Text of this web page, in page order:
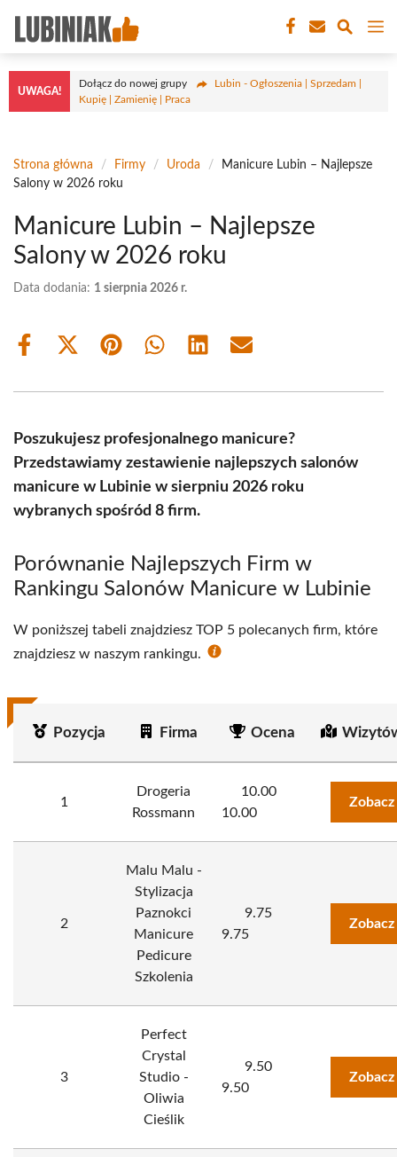
treści
UWAGA!
Dołącz do nowej grupy
Lubin - Ogłoszenia | Sprzedam |
Kupię | Zamienię | Praca
Strona główna / Firmy / Uroda /
Manicure Lubin – Najlepsze
Salony w 2026 roku
Manicure Lubin – Najlepsze
Salony w 2026 roku
Data dodania: 1 sierpnia 2026 r.
Share
Share
(Twitter)
Share Share Share Share
Poszukujesz profesjonalnego manicure?
Przedstawiamy zestawienie najlepszych salonów
manicure w Lubinie w sierpniu 2026 roku
wybranych spośród 8 firm.
Porównanie Najlepszych Firm w
Rankingu Salonów Manicure w Lubinie
W poniższej tabeli znajdziesz TOP 5 polecanych firm, które
znajdziesz w naszym rankingu.
Pozycja Firma Ocena
1
Drogeria
Rossmann
10.00
10.00
2
Malu Malu -
Stylizacja
Paznokci
Manicure
Pedicure
Szkolenia
9.75
9.75
3
Perfect
Crystal
Studio -
Oliwia
Cieślik
9.50
9.50